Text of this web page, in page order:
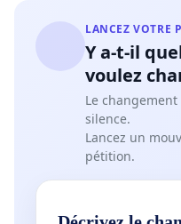
LANCEZ VOTRE
Y a-t-il
voulez
Le
silence.
Lancez un
pétition.